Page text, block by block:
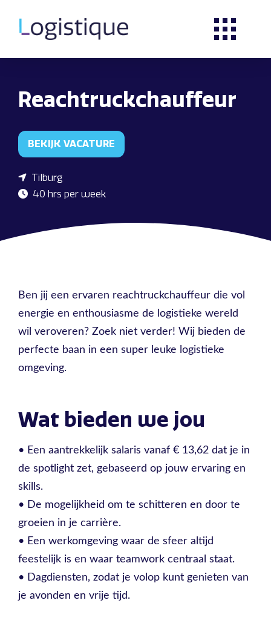
Reachtruckchauffeur
BEKIJK VACATURE
Tilburg
40 hrs per week
Ben jij een ervaren reachtruckchauffeur die vol
energie en enthousiasme de logistieke wereld
wil veroveren? Zoek niet verder! Wij bieden de
perfecte baan in een super leuke logistieke
omgeving.
Wat bieden we jou
• Een aantrekkelijk salaris vanaf € 13,62 dat je in
de spotlight zet, gebaseerd op jouw ervaring en
skills.
• De mogelijkheid om te schitteren en door te
groeien in je carrière.
• Een werkomgeving waar de sfeer altijd
feestelijk is en waar teamwork centraal staat.
• Dagdiensten, zodat je volop kunt genieten van
je avonden en vrije tijd.